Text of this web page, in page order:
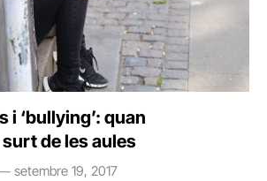
i ‘bullying’: quan
de les aules
setembre 19, 2017